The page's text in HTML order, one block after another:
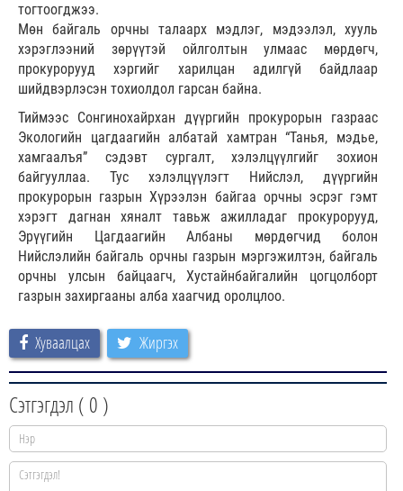
тогтоогджээ.
Мөн байгаль орчны талаарх мэдлэг, мэдээлэл, хууль
хэрэглээний зөрүүтэй ойлголтын улмаас мөрдөгч,
прокурорууд хэргийг харилцан адилгүй байдлаар
шийдвэрлэсэн тохиолдол гарсан байна.
Тиймээс Сонгинохайрхан дүүргийн прокурорын газраас
Экологийн цагдаагийн албатай хамтран “Танья, мэдье,
хамгаалъя” сэдэвт сургалт, хэлэлцүүлгийг зохион
байгууллаа. Тус хэлэлцүүлэгт Нийслэл, дүүргийн
прокурорын газрын Хүрээлэн байгаа орчны эсрэг гэмт
хэрэгт дагнан хяналт тавьж ажилладаг прокурорууд,
Эрүүгийн Цагдаагийн Албаны мөрдөгчид болон
Нийслэлийн байгаль орчны газрын мэргэжилтэн, байгаль
орчны улсын байцаагч, Хустайнбайгалийн цогцолборт
газрын захиргааны алба хаагчид оролцлоо.
Хуваалцах Жиргэх
Сэтгэгдэл ( 0 )